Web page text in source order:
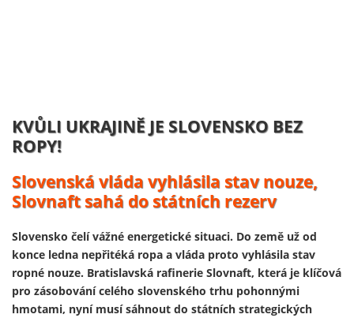
NĚMECKO ZAHAJUJE VÝROBU
UKRAJINSKÝCH DRONŮ:
Volodymyr Zelenskyj se usmívá, účty
platí daňový poplatníci
Ukrajinský prezident Volodymyr Zelenskyj 13. února
představil první útočný dron vyrobený v Německu v rámci
nově založeného německo-ukrajinského společného
podniku. Výroba je součástí širší expanze ukrajinského
zbrojního průmyslu do Evropy a je financována především z